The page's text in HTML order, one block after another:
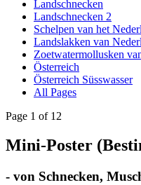
Landschnecken
Landschnecken 2
Schelpen van het
Landslakken van
Zoetwatermollusken
Österreich
Österreich Süsswasser
All Pages
Page 1 of 12
Mini-Poster
- von Schnecken,